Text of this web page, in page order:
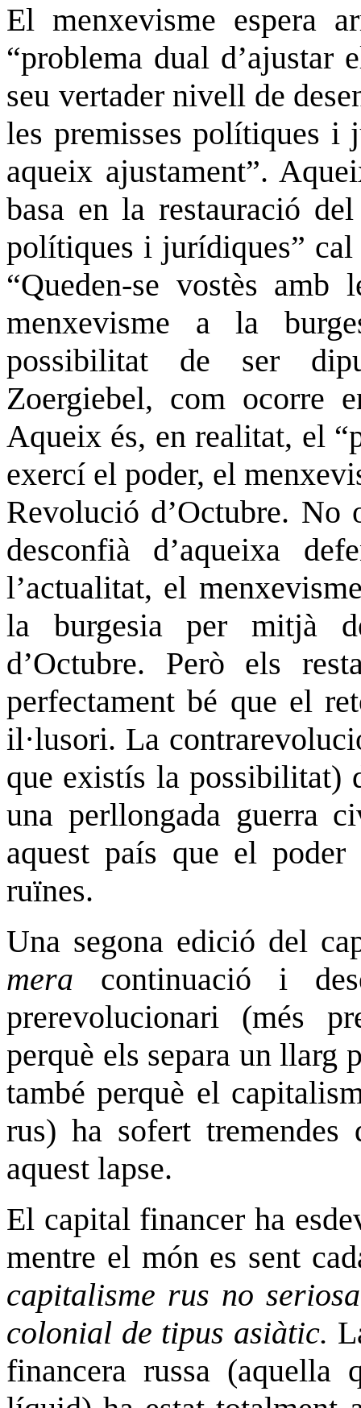
El menxevisme espera
“problema dual d’ajustar
seu vertader nivell de
les premisses polítiques i
aqueix ajustament”.
basa en la restauració
polítiques i jurídiques” cal
“Queden-se vostès
menxevisme a la
possibilitat de ser
Zoergiebel, com ocorre
Aqueix és, en realitat, el
exercí el poder, el
Revolució d’Octubre. No
desconfià d’aqueixa
l’actualitat, el
la burgesia per mitjà
d’Octubre. Però els
perfectament bé que el
il·lusori. La
que existís la possibilitat)
una perllongada guerra
aquest país que el poder
ruïnes.
Una segona edició del
mera continuació i
prerevolucionari (més
perquè els separa un llarg
també perquè el
rus) ha sofert tremendes
aquest lapse.
El capital financer ha
mentre el món es sent
capitalisme rus no
colonial de tipus asiàtic.
financera russa (aquella